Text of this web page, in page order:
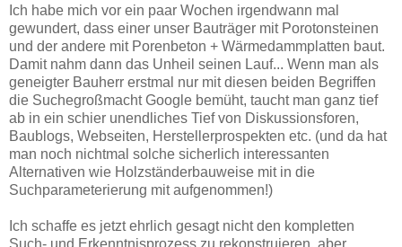
Ich habe mich vor ein paar Wochen irgendwann mal
gewundert, dass einer unser Bauträger mit Porotonsteinen
und der andere mit Porenbeton + Wärmedammplatten baut.
Damit nahm dann das Unheil seinen Lauf... Wenn man als
geneigter Bauherr erstmal nur mit diesen beiden Begriffen
die Suchegroßmacht Google bemüht, taucht man ganz tief
ab in ein schier unendliches Tief von Diskussionsforen,
Baublogs, Webseiten, Herstellerprospekten etc. (und da hat
man noch nichtmal solche sicherlich interessanten
Alternativen wie Holzständerbauweise mit in die
Suchparameterierung mit aufgenommen!)
Ich schaffe es jetzt ehrlich gesagt nicht den kompletten